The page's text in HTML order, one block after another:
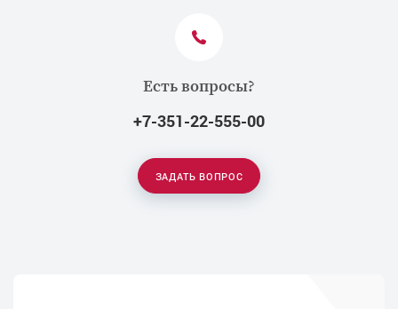
Есть вопросы?
+7-351-22-555-00
ЗАДАТЬ ВОПРОС